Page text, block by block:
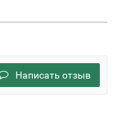
Написать отзыв